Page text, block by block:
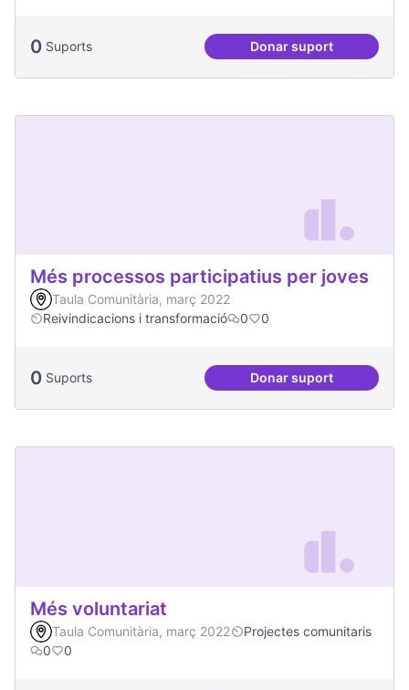
0 Suports Donar suportMés Festa Major!
Més processos participatius per joves
Taula Comunitària, març 2022
Reivindicacions i transformació
0 0
0 Suports Donar suportMés processos
Més voluntariat
Taula Comunitària, març 2022
Projectes comunitaris
0
0